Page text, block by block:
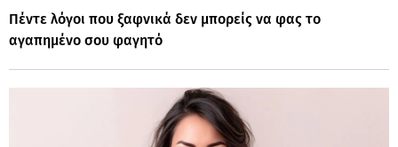
Πέντε λόγοι που ξαφνικά δεν μπορείς να φας το
αγαπημένο σου φαγητό